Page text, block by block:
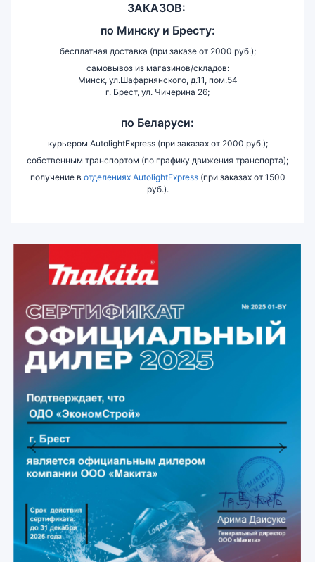
ЗАКАЗОВ:
по Минску и Бресту:
бесплатная доставка (при заказе от 2000 руб.);
самовывоз из магазинов/складов:
Минск, ул.Шафарнянского, д.11, пом.54
г. Брест, ул. Чичерина 26;
по Беларуси:
курьером AutolightExpress (при заказах от 2000 руб.);
собственным транспортом (по графику движения транспорта);
получение в отделениях AutolightExpress(при заказах от 1500
руб.).
Previous Next